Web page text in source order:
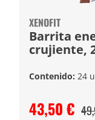
XENOFIT
Barrita
crujiente,
Contenido: 24
43,50 €